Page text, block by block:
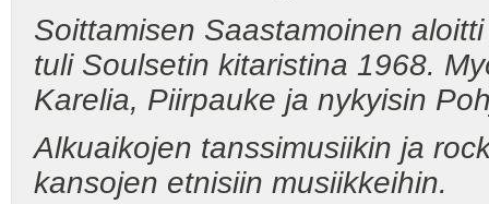
Soittamisen Saastamoinen
tuli Soulsetin kitaristina 1968.
Karelia, Piirpauke ja nykyisin
Alkuaikojen tanssimusiikin ja
kansojen etnisiin musiikkeihin.